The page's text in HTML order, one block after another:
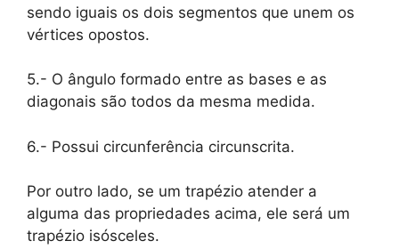
sendo iguais os dois segmentos que unem os
vértices opostos.
5.- O ângulo formado entre as bases e as
diagonais são todos da mesma medida.
6.- Possui circunferência circunscrita.
Por outro lado, se um trapézio atender a
alguma das propriedades acima, ele será um
trapézio isósceles.